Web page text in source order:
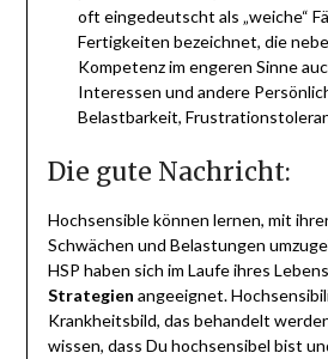
oft eingedeutscht als „weiche“
Fertigkeiten bezeichnet, die
Kompetenz im engeren Sinne
Interessen und andere
Belastbarkeit,
Die gute Nachricht:
Hochsensible können lernen, mit
Schwächen und Belastungen
HSP haben sich im Laufe ihres Lebens
Strategien angeeignet.
Krankheitsbild, das behandelt
wissen, dass Du hochsensibel bist